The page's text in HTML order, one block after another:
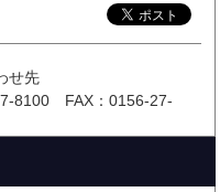
せ先
8100
FAX：0156-27-